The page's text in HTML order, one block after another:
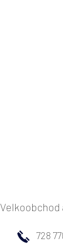
Velkoobchod
728